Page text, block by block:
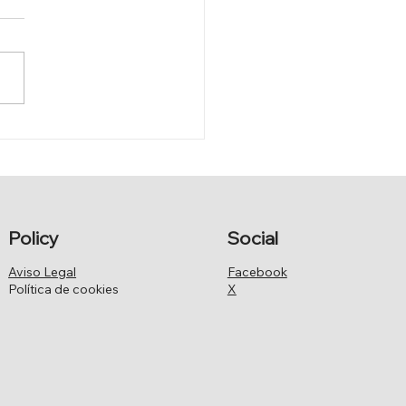
Facebook
X
Social
Aviso Legal
Política de cookies
Policy